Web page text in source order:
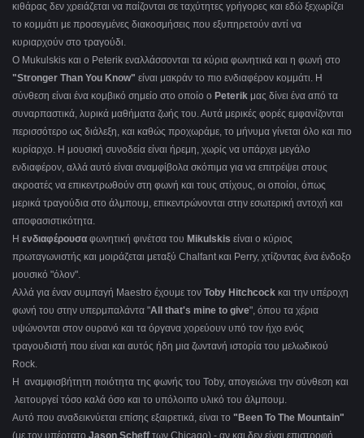
κιθάρας δεν χρειάζεται να παίζονται σε ταχύτητες γρήγορες και εδώ ξεχωρίζει
το κομμάτι με προσεγμένες διακοσμήσεις που εξυπηρετούν αντί να
κυριαρχούν στο τραγούδι.
Ο Mukulskis και ο Peterik εναλλάσσονται τα κύρια φωνητικά και η φωνή στο
"Stronger Than You Know" είναι μακράν το πιο ενδιαφέρον κομμάτι. Η
σύνθεση είναι ένα κομβικό σημείο στο οποίο ο Peterik μας δίνει ένα από τα
συναρπαστικά, λυρικά μαθήματα ζωής του. Αυτά μερικές φορές εμφανίζονται
περισσότερο ως διάλεξη, και καθώς προχωράμε, το μήνυμα γίνεται όλο και πιο
κυρίαρχο. Η μουσική συνοδεία είναι ήρεμη, χωρίς να υπάρχει μεγάλο
ενδιαφέρον, αλλά αυτό είναι αναμφίβολα σκόπιμα για να επιτρέψει στους
ακροατές να επικεντρωθούν στη φωνή και τους στίχους, οι οποίοι, όπως
μερικά τραγούδια στο άλμπουμ, επικεντρώνονται στην εσωτερική αντοχή και
αποφασιστικότητα.
Η ενδιαφέρουσα φωνητική φινέτσα του Mikulskis είναι ο κύριος
πρωταγωνιστής και μοιράζεται μεταξύ Chalfant και Perry, χτίζοντας ένα ένδοξο
μουσικό "όλον".
Αλλά για έναν συμπαγή Maestro έχουμε τον Toby Hitchcock και την υπέροχη
φωνή του στην υπερμπαλάντα "All that's mine to give", όπου τα χέρια
υψώνονται στον ουρανό και τα όργανα χορεύουν υπό τον ήχο ενός
τραγουδιστή που είναι και αυτός ήδη μια ζωντανή ιστορία του μελωδικού
Rock.
Η αναμφισβήτητη ποιότητα της φωνής του Toby, απογειώνει την σύνθεση και
λειτουργεί τόσο καλά όσο και το υπόλοιπο υλικό του άλμπουμ.
Αυτό που αναδεικνύεται επίσης εξαιρετικά, είναι το "Been To The Mountain"